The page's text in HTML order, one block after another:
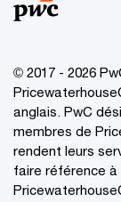
© 2017 - 2026
anglais. PwC
membres de
rendent leurs
faire référence à